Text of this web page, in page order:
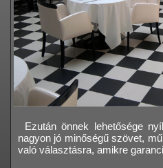
Ezután önnek lehetősége
nagyon jó minőségű szövet,
való választásra, amikre